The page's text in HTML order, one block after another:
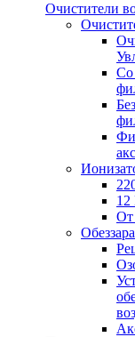
Очистители
12
От